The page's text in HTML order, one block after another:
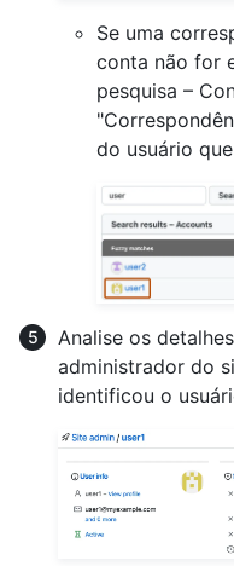
Se uma
conta não for
pesquisa –
do usuário
Analise os
administrador do
identificou o